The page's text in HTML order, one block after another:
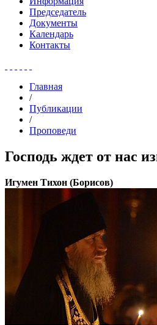
Председатель
Документы
Календарь
Контакты
Главная
/
Публикации
/
Проповеди
Господь ждет от нас
Игумен Тихон (Борисов)